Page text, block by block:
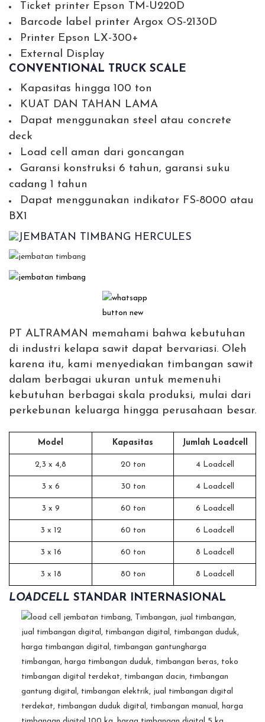
Ticket printer Epson TM-U220D
Barcode label printer Argox OS-2130D
Printer Epson LX-300+
External Display
CONVENTIONAL TRUCK SCALE
Kapasitas hingga 100 ton
KUAT DAN TAHAN LAMA
Dapat menggunakan steel atau concrete
deck
Load cell aman dari goncangan
Garansi konstruksi 6 tahun, garansi suku
cadang 1 tahun
Dapat menggunakan indikator FS-8000 atau
BX1
PT ALTRAMAN memahami bahwa kebutuhan
di industri kelapa sawit dapat bervariasi. Oleh
karena itu, kami menyediakan timbangan sawit
dalam berbagai ukuran untuk memenuhi
kebutuhan berbagai skala produksi, mulai dari
perkebunan keluarga hingga perusahaan besar.
Model Kapasitas Jumlah Loadcell
2,3 x 4,8 20 ton 4 Loadcell
3 x 6 30 ton 4 Loadcell
3 x 9 60 ton 6 Loadcell
3 x 12 60 ton 6 Loadcell
3 x 16 60 ton 8 Loadcell
3 x 18 80 ton 8 Loadcell
LOADCELL STANDAR INTERNASIONAL